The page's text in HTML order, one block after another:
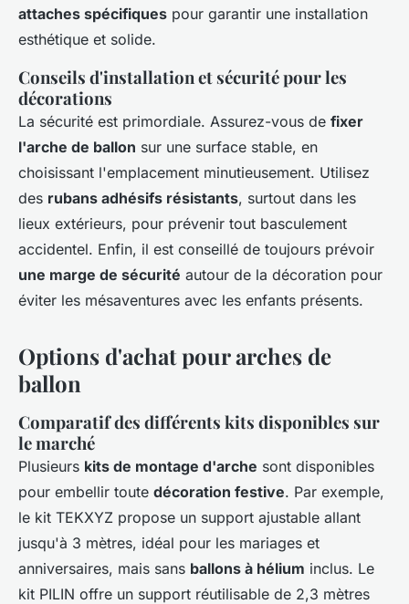
attaches spécifiques pour garantir une installation
esthétique et solide.
Conseils d'installation et sécurité pour les
décorations
La sécurité est primordiale. Assurez-vous de fixer
l'arche de ballon sur une surface stable, en
choisissant l'emplacement minutieusement. Utilisez
des rubans adhésifs résistants, surtout dans les
lieux extérieurs, pour prévenir tout basculement
accidentel. Enfin, il est conseillé de toujours prévoir
une marge de sécurité autour de la décoration pour
éviter les mésaventures avec les enfants présents.
Options d'achat pour arches de
ballon
Comparatif des différents kits disponibles sur
le marché
Plusieurs kits de montage d'arche sont disponibles
pour embellir toute décoration festive. Par exemple,
le kit TEKXYZ propose un support ajustable allant
jusqu'à 3 mètres, idéal pour les mariages et
anniversaires, mais sans ballons à hélium inclus. Le
kit PILIN offre un support réutilisable de 2,3 mètres